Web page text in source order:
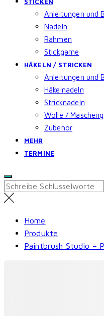
Anleitungen und
Nadeln
Rahmen
Stickgarne
HÄKELN / STRICKEN
Anleitungen und
Häkelnadeln
Stricknadeln
Wolle /
Zubehör
MEHR
TERMINE
Search
for:
Home
Produkte
Paintbrush Studio –